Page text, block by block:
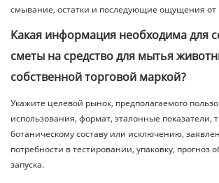
смывание, остатки и последующие ощущения
Какая информация необходима для
сметы на средство для мытья
собственной торговой маркой?
Укажите целевой рынок, предполагаемого
использования, формат, эталонные показатели,
ботаническому составу или исключению,
потребности в тестировании, упаковку, прогноз
запуска.